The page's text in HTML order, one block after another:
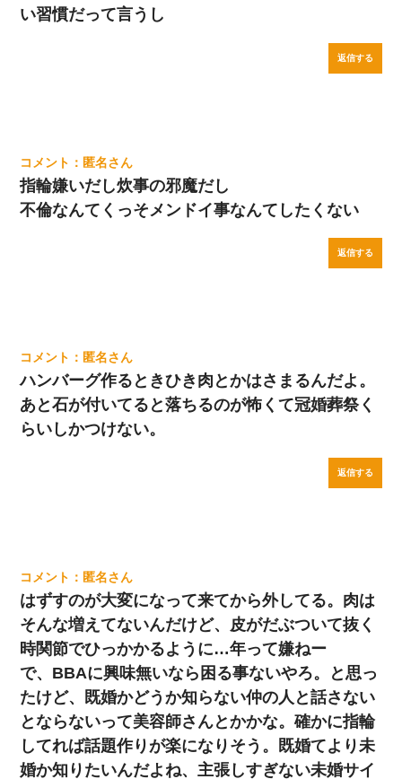
い習慣だって言うし
返信する
匿名
指輪嫌いだし炊事の邪魔だし
不倫なんてくっそメンドイ事なんてしたくない
返信する
匿名
ハンバーグ作るときひき肉とかはさまるんだよ。
あと石が付いてると落ちるのが怖くて冠婚葬祭く
らいしかつけない。
返信する
匿名
はずすのが大変になって来てから外してる。肉は
そんな増えてないんだけど、皮がだぶついて抜く
時関節でひっかかるように…年って嫌ねー
で、BBAに興味無いなら困る事ないやろ。と思っ
たけど、既婚かどうか知らない仲の人と話さない
とならないって美容師さんとかかな。確かに指輪
してれば話題作りが楽になりそう。既婚てより未
婚か知りたいんだよね、主張しすぎない未婚サイ